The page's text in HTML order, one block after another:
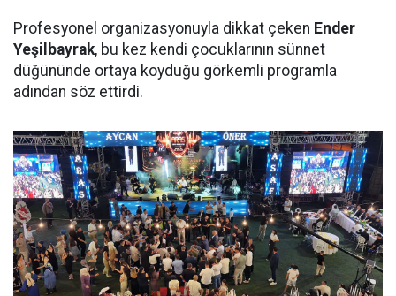
Profesyonel organizasyonuyla dikkat çeken Ender
Yeşilbayrak, bu kez kendi çocuklarının sünnet
düğününde ortaya koyduğu görkemli programla
adından söz ettirdi.